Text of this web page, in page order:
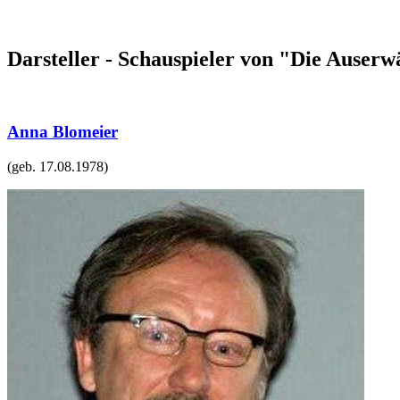
Darsteller - Schauspieler von "Die
Anna Blomeier
(geb. 17.08.1978)